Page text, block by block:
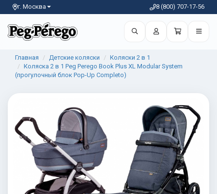
г. Москва 8 (800) 707-17-56
Главная Детские коляски
Коляски 2 в 1
Коляска 2 в 1 Peg Perego Book Plus XL Modular System
(прогулочный блок Pop-Up Completo)